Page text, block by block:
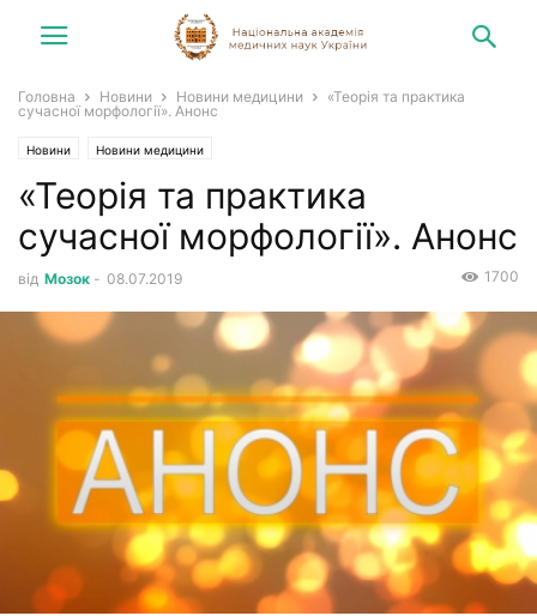
Головна Новини Новини медицини
«Теорія та практика
сучасної морфології». Анонс
Новини Новини медицини
«Теорія та практика
сучасної морфології». Анонс
від Мозок - 08.07.2019 1700